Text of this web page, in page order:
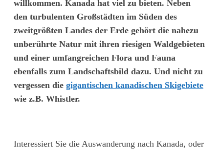
willkommen. Kanada hat viel zu bieten. Neben
den turbulenten Großstädten im Süden des
zweitgrößten Landes der Erde gehört die nahezu
unberührte Natur mit ihren riesigen Waldgebieten
und einer umfangreichen Flora und Fauna
ebenfalls zum Landschaftsbild dazu. Und nicht zu
vergessen die gigantischen kanadischen Skigebiete
wie z.B. Whistler.
Interessiert Sie die Auswanderung nach Kanada, oder